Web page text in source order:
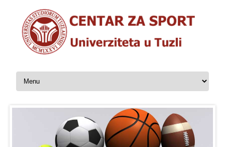
Skip to content